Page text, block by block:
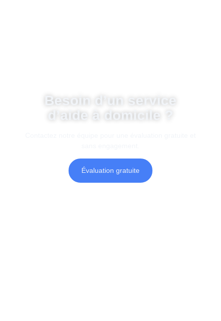
Besoin d’un service
d’aide à domicile ?
Évaluation gratuite